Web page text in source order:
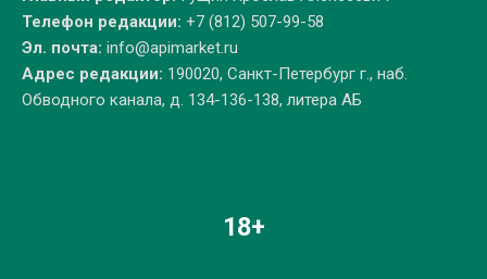
Телефон редакции: +7 (812) 507-99-58
Эл. почта: info@apimarket.ru
Адрес редакции: 190020, Санкт-Петербург г., наб.
Обводного канала, д. 134-136-138, литера АБ
18+